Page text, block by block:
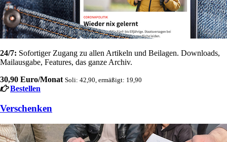
24/7: Sofortiger Zugang zu allen Artikeln und Beilagen. Downloads,
Mailausgabe, Features, das ganze Archiv.
30,90 Euro/Monat Soli: 42,90, ermäßigt: 19,90
Bestellen
Verschenken